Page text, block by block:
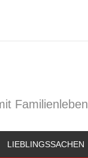
Familienleben
LIEBLINGSSACHEN